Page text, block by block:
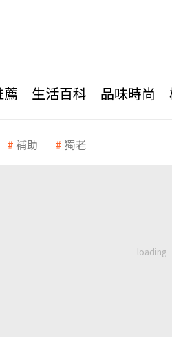
薦 生活百科 品味時尚
補助 獨老